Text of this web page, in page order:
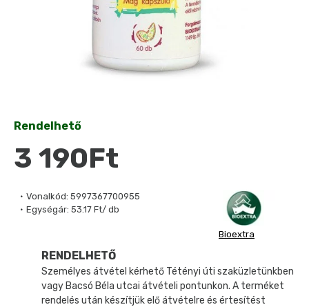
Vonalkód: 5997367700955
Egységár: 53.17 Ft/ db
Bioextra
Rendelhető
3 190Ft
RENDELHETŐ
Személyes átvétel kérhető Tétényi úti szaküzletünkben
vagy Bacsó Béla utcai átvételi pontunkon. A terméket
rendelés után készítjük elő átvételre és értesítést